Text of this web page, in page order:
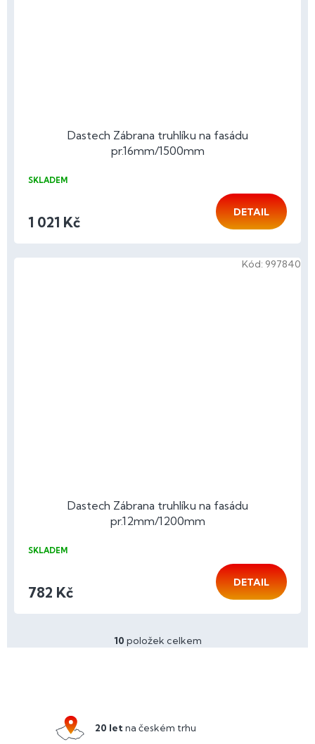
Dastech Zábrana truhlíku na fasádu
pr.16mm/1500mm
SKLADEM
1 021 Kč
DETAIL
Dastech Zábrana truhlíku na fasádu
pr.12mm/1200mm
SKLADEM
782 Kč
DETAIL
Kód: 997840
O
c
10 položek celkem
20 letna českém trhu